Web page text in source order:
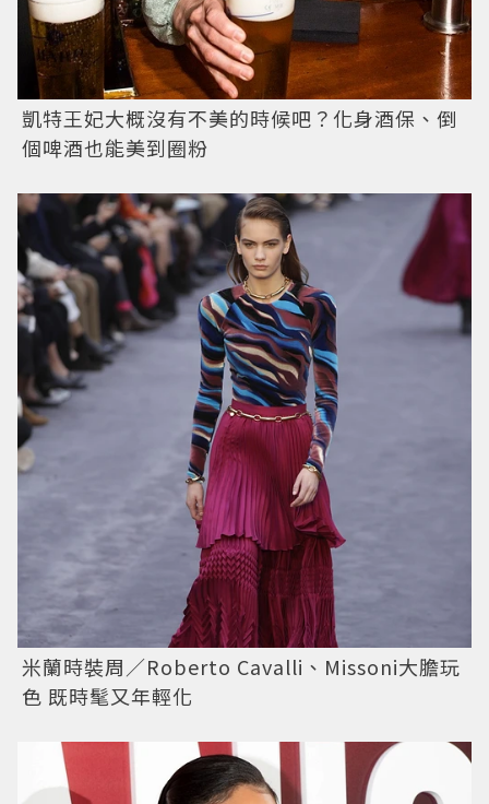
凱特王妃大概沒有不美的時候吧？化身酒保、倒
個啤酒也能美到圈粉
米蘭時裝周／Roberto Cavalli、Missoni大膽玩
色 既時髦又年輕化